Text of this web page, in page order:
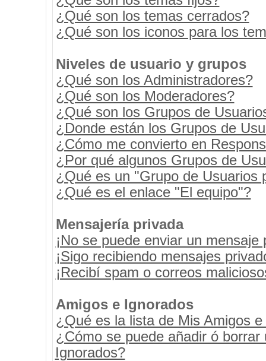
¿Qué son los temas cerrados?
¿Qué son los iconos para los
Niveles de usuario y grupos
¿Qué son los Administradores?
¿Qué son los Moderadores?
¿Qué son los Grupos de
¿Donde están los Grupos de
¿Cómo me convierto en
¿Por qué algunos Grupos de
¿Qué es un "Grupo de Usuarios
¿Qué es el enlace "El equipo"?
Mensajería privada
¡No se puede enviar un mensaje
¡Sigo recibiendo mensajes
¡Recibí spam o correos
Amigos e Ignorados
¿Qué es la lista de Mis Amigos
¿Cómo se puede añadir ó
Ignorados?